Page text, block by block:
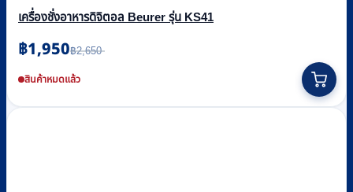
เครื่องชั่งอาหารดิจิตอล Beurer รุ่น KS41
฿2,650
Original
price
was:
฿2,650.
฿1,950
Current
price
is:
฿1,950.
สินค้าหมดแล้ว